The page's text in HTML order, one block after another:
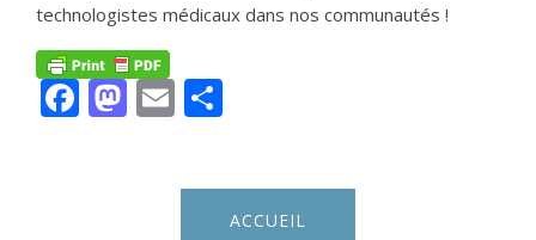
technologistes médicaux dans nos communautés !
Facebook
Mastodon
Email
ACCUEIL